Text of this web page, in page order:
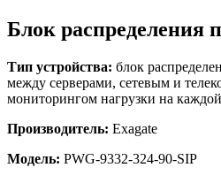
Блок распределения
Тип устройства: блок
между серверами, сетевым и
мониторингом нагрузки на каждой
Производитель: Exagate
Модель: PWG-9332-324-90-SIP